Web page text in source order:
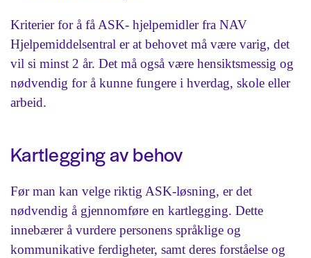
Kriterier for å få ASK- hjelpemidler fra NAV
Hjelpemiddelsentral er at behovet må være varig, det
vil si minst 2 år. Det må også være hensiktsmessig og
nødvendig for å kunne fungere i hverdag, skole eller
arbeid.
Kartlegging av behov
Før man kan velge riktig ASK-løsning, er det
nødvendig å gjennomføre en kartlegging. Dette
innebærer å vurdere personens språklige og
kommunikative ferdigheter, samt deres forståelse og